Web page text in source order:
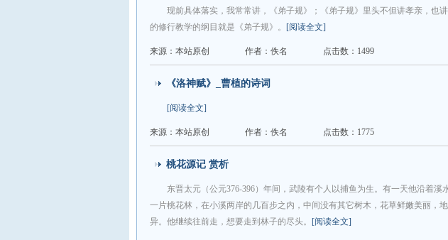
现前具体落实，我常常讲，《弟子规》；《弟子规》里头不但讲孝亲，也
的修行教学的纲目就是《弟子规》。 [阅读全文]
来源：本站原创 作者：佚名 点击数：1499
《洛神赋》_曹植的诗词
[阅读全文]
来源：本站原创 作者：佚名 点击数：1775
桃花源记 赏析
东晋太元（公元376-396）年间，武陵有个人以捕鱼为生。有一天他沿着溪
一片桃花林，在小溪两岸的几百步之内，中间没有其它树木，花草鲜嫩美丽，
异。他继续往前走，想要走到林子的尽头。 [阅读全文]